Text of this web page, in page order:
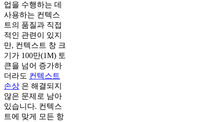
업을 수행하는 데
사용하는 컨텍스
트의 품질과 직접
적인 관련이 있지
만, 컨텍스트 창 크
기가 100만(1M) 토
큰을 넘어 증가하
더라도 컨텍스트
손상 은 해결되지
않은 문제로 남아
있습니다. 컨텍스
트에 맞게 모든 항